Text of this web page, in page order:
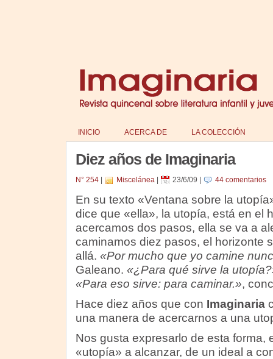
INICIO ACERCA DE LA COLECCIÓN
Diez años de Imaginaria
N° 254| Miscelánea| 23/6/09 44 comentarios
En su texto «Ventana sobre la
dice que «ella», la utopía, está en el
acercamos dos pasos, ella se va a
caminamos diez pasos, el horizonte
allá. «Por mucho que yo camine
Galeano. «¿Para qué sirve la
«Para eso sirve: para caminar.»,
Hace diez años que con Imaginaria
una manera de acercarnos a una
Nos gusta expresarlo de esta forma,
«utopía» a alcanzar, de un ideal a